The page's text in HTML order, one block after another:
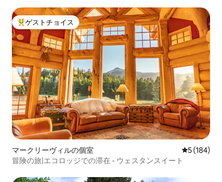
大好評のゲストチョイスです。
ゲストチョイス
マークリーヴィルの個室 レビュー
5 (184)
冒険の旅|エコロッジでの滞在 - ウェスタンスイート